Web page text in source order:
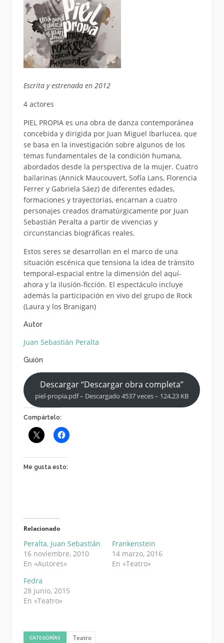
Escrita y estrenada en 2012
4 actores
PIEL PROPIA es una obra de danza contemporánea
concebida y dirigida por Juan Miguel Ibarlucea, que
se basa en la investigación sobre algunos de los
temas fundamentales de la condición humana,
abordados desde la perspectiva de la mujer. Cuatro
bailarinas (Annick Maucouvert, Sofía Lans, Florencia
Ferrer y Gabriela Sáez) de diferentes edades,
formaciones y trayectorias, encarnan a cuatro
personajes creados dramatúrgicamente por Juan
Sebastián Peralta a partir de vivencias y
circunstancias biográficas reales.
Estos seres se desarrollan en el marco de una
situación escénica que tensiona la idea de tránsito
temporal-espacial entre la dimensión del aquí-
ahora y la ilusión-ficción. El espectáculo incluye
además la participación en vivo del grupo de Rock
(Laura y los Branigan)
Autor
Juan Sebastián Peralta
Guión
Descargar “Descargar obra completa”
piel-propia.pdf – Descargado 4537 veces – 124,23 KB
Compártelo:
Me gusta esto:
Relacionado
Peralta, Juan Sebastián
16 noviembre, 2010
En «Autores»
Frankenstein
14 marzo, 2016
En «Teatro»
Fedra
28 junio, 2015
En «Teatro»
CATEGORÍAS Teatro